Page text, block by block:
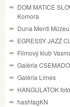
DOM MATICE
Komora
Duna Menti
EGRESSY JAZZ
Filmový klub
Galéria
Galéria Limes
HANGULATOK
hashtagKN